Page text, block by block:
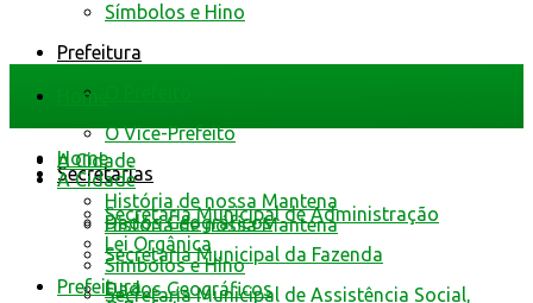
Símbolos e Hino
Prefeitura
O Vice-Prefeito
Secretarias
Secretaria Municipal de Administração
Secretaria Municipal da Fazenda
Secretaria Municipal de Assistência Social,
Home
A Cidade
História de nossa Mantena
Dados Geográficos
Home
A Cidade
História de nossa Mantena
Dados Geográficos
Lei Orgânica
Símbolos e Hino
Prefeitura